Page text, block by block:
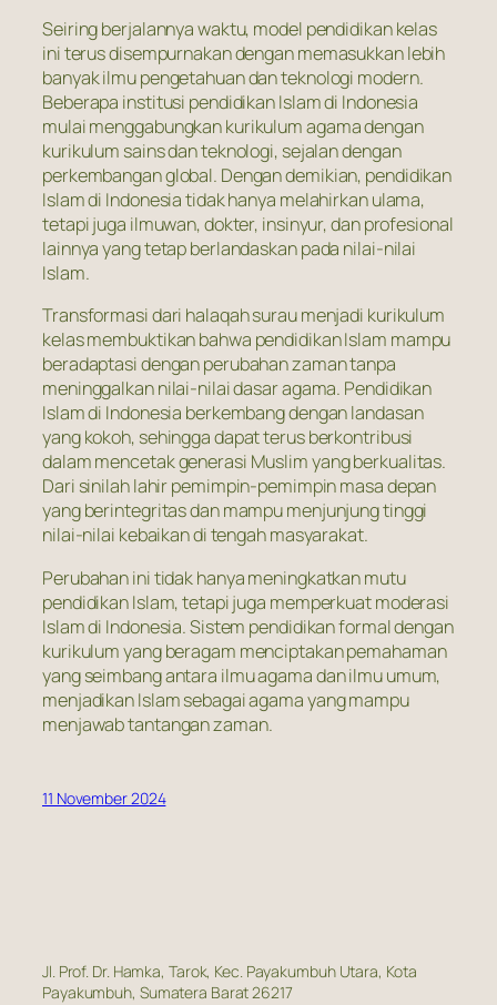
Seiring berjalannya waktu, model pendidikan kelas
ini terus disempurnakan dengan memasukkan lebih
banyak ilmu pengetahuan dan teknologi modern.
Beberapa institusi pendidikan Islam di Indonesia
mulai menggabungkan kurikulum agama dengan
kurikulum sains dan teknologi, sejalan dengan
perkembangan global. Dengan demikian, pendidikan
Islam di Indonesia tidak hanya melahirkan ulama,
tetapi juga ilmuwan, dokter, insinyur, dan profesional
lainnya yang tetap berlandaskan pada nilai-nilai
Islam.
Transformasi dari halaqah surau menjadi kurikulum
kelas membuktikan bahwa pendidikan Islam mampu
beradaptasi dengan perubahan zaman tanpa
meninggalkan nilai-nilai dasar agama. Pendidikan
Islam di Indonesia berkembang dengan landasan
yang kokoh, sehingga dapat terus berkontribusi
dalam mencetak generasi Muslim yang berkualitas.
Dari sinilah lahir pemimpin-pemimpin masa depan
yang berintegritas dan mampu menjunjung tinggi
nilai-nilai kebaikan di tengah masyarakat.
Perubahan ini tidak hanya meningkatkan mutu
pendidikan Islam, tetapi juga memperkuat moderasi
Islam di Indonesia. Sistem pendidikan formal dengan
kurikulum yang beragam menciptakan pemahaman
yang seimbang antara ilmu agama dan ilmu umum,
menjadikan Islam sebagai agama yang mampu
menjawab tantangan zaman.
11 November 2024
Jl. Prof. Dr. Hamka, Tarok, Kec. Payakumbuh Utara, Kota
Payakumbuh, Sumatera Barat 26217